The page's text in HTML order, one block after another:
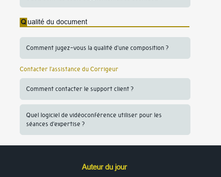
Q ualité du document
Comment jugez-vous la qualité d’une composition ?
Contacter l’assistance du Corrigeur
Comment contacter le support client ?
Quel logiciel de vidéoconférence utiliser pour les
séances d’expertise ?
Auteur du jour